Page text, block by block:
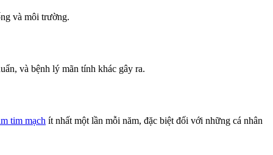
và môi trường.
và bệnh lý mãn tính khác gây ra.
tim mạch ít nhất một lần mỗi năm, đặc biệt đối với những cá nhân